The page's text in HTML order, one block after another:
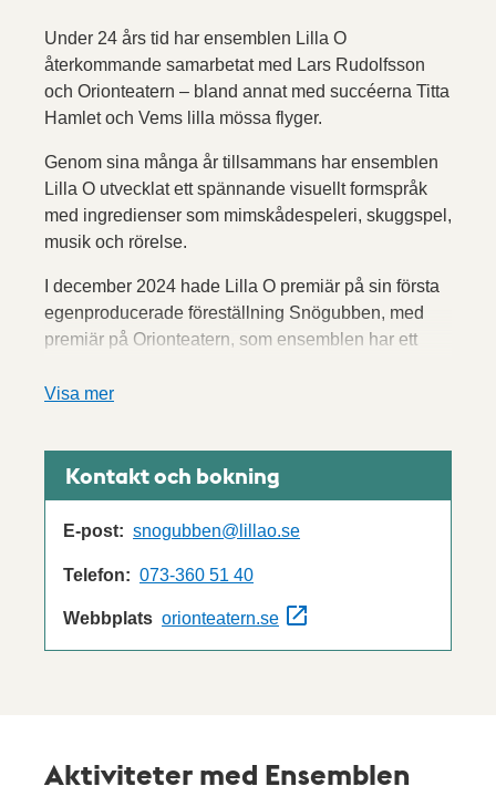
Under 24 års tid har ensemblen Lilla O
återkommande samarbetat med Lars Rudolfsson
och Orionteatern – bland annat med succéerna Titta
Hamlet och Vems lilla mössa flyger.
Genom sina många år tillsammans har ensemblen
Lilla O utvecklat ett spännande visuellt formspråk
med ingredienser som mimskådespeleri, skuggspel,
musik och rörelse.
I december 2024 hade Lilla O premiär på sin första
egenproducerade föreställning Snögubben, med
premiär på Orionteatern, som ensemblen har ett
2025/2026 på turné och finns tillgänglig för bokning.
Visa mer
Kontakt och bokning
E-post: snogubben@lillao.se
Telefon: 073-360 51 40
Webbplats orionteatern.se
Aktiviteter med Ensemblen